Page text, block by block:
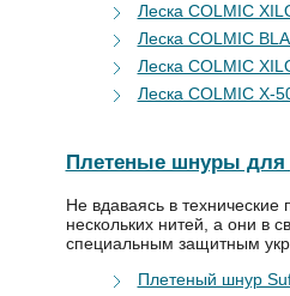
Леска COLMIC
Леска COLMIC
Леска COLMIC
Леска COLMIC X-
Плетеные шнуры
Не вдаваясь в технические
нескольких нитей, а они в
специальным защитным
Плетеный шнур